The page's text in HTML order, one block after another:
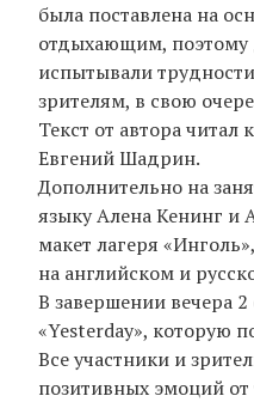
была поставлена на
отдыхающим, поэтому
испытывали
зрителям, в свою
Текст от автора
Евгений Шадрин.
Дополнительно на
языку Алена Кенинг и
макет лагеря
на английском и
В завершении вечера
«Yesterday», которую
Все участники и
позитивных эмоций от